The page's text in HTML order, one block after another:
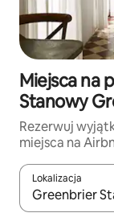
Miejsca na
Stanowy
Rezerwuj
miejsca na
Lokalizacja
Gdy wyniki